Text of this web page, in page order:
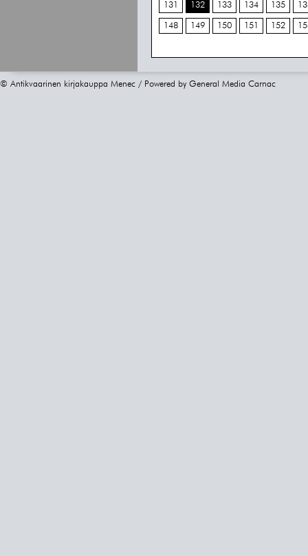
131 132 133 134 135
148 149 150 151 152
© Antikvaarinen kirjakauppa Menec / Powered by General Media Carnac